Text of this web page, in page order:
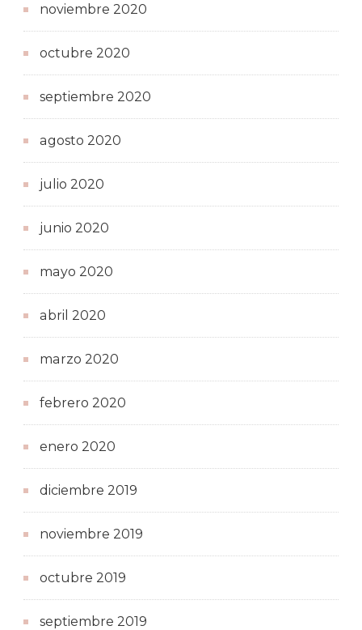
noviembre 2020
octubre 2020
septiembre 2020
agosto 2020
julio 2020
junio 2020
mayo 2020
abril 2020
marzo 2020
febrero 2020
enero 2020
diciembre 2019
noviembre 2019
octubre 2019
septiembre 2019